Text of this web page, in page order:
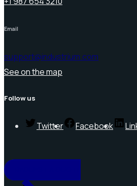
Email
support@industrium.com
See on the map
Follow us
Twitter Facebook